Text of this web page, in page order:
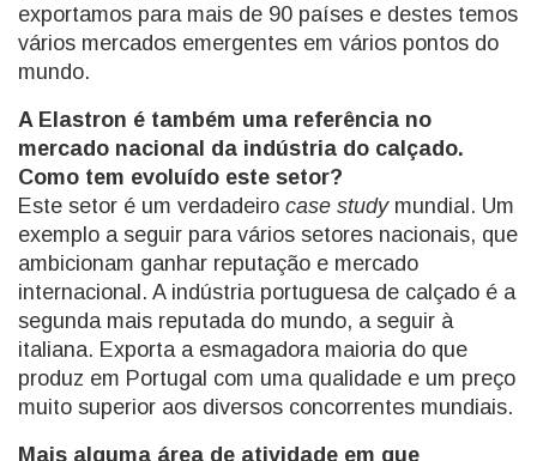
exportamos para mais de 90 países e destes temos
vários mercados emergentes em vários pontos do
mundo.
A Elastron é também uma referência no
mercado nacional da indústria do calçado.
Como tem evoluído este setor?
Este setor é um verdadeiro case studymundial. Um
exemplo a seguir para vários setores nacionais, que
ambicionam ganhar reputação e mercado
internacional. A indústria portuguesa de calçado é a
segunda mais reputada do mundo, a seguir à
italiana. Exporta a esmagadora maioria do que
produz em Portugal com uma qualidade e um preço
muito superior aos diversos concorrentes mundiais.
Mais alguma área de atividade em que